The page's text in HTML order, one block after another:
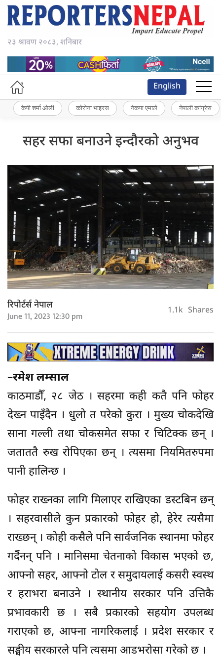
२३ श्रावण २०८३, शनिबार
English
केपी शर्मा ओली कोरोना भाइरस नेकपा एमाले नेपाली कांग्रेस
सहर सफा बनाउने इन्दौरको अनुभव
रिपोर्टर्स नेपाल
June 11, 2023 12:30 pm 1.1k Shares
–रमेश लम्साल
काठमाडौँ, २८ जेठ । सहरमा कही कतै पनि फोहर
देख्न पाइँदैन । धुलो त परेको कुरा । मुख्य चोकदेखि
साना गल्ली तथा चोकसमेत सफा र चिटिक्क छन् ।
जताततै रुख रोपिएका छन् । त्यसमा नियमितरुपमा
पानी हालिन्छ ।
फोहर राख्नका लागि मिलाएर राखिएका डस्टबिन छन्
। सहरवासीले कुन प्रकारको फोहर हो, हेरेर त्यसैमा
राख्छन् । कोही कसैले पनि सार्वजनिक स्थानमा फोहर
गर्दैनन् पनि । मानिसमा चेतनाको विकास भएको छ,
आफ्नो सहर, आफ्नो टोल र समुदायलाई कसरी स्वस्थ
र हराभरा बनाउने । स्थानीय सरकार पनि उत्तिकै
प्रभावकारी छ । सबै प्रकारको सहयोग उपलब्ध
गराएको छ, आफ्ना नागरिकलाई । प्रदेश सरकार र
सङ्घीय सरकारले पनि त्यसमा आडभरोसा गरेको छ ।